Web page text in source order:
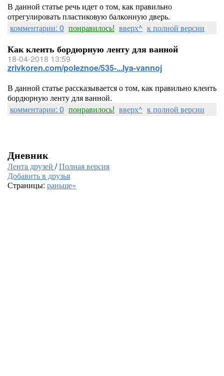
В данной статье речь идет о том, как правильно
отрегулировать пластиковую балконную дверь.
комментарии: 0 понравилось! вверх^ к полной версии
Как клеить бордюрную ленту для ванной
18-04-2018 13:59
zrivkoren.com/poleznoe/535-...lya-vannoj
В данной статье рассказывается о том, как правильно клеить
бордюрную ленту для ванной.
комментарии: 0 понравилось! вверх^ к полной версии
Дневник
Лента друзей /Полная версия
Добавить в друзья
Страницы: раньше»